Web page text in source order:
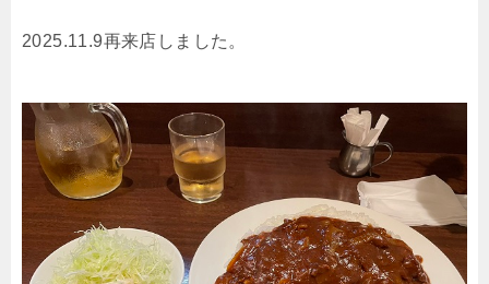
2025.11.9再来店しました。